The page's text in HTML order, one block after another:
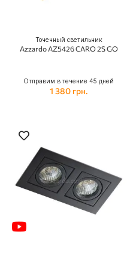
Точечный светильник
Azzardo AZ5426 CARO 2S GO
Отправим в течение 45 дней
1 380 грн.